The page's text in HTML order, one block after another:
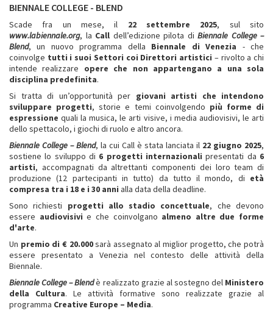
BIENNALE COLLEGE - BLEND
Scade fra un mese, il 22 settembre 2025, sul sito
www.labiennale.org, la Call dell’edizione pilota di Biennale College –
Blend, un nuovo programma della Biennale di Venezia - che
coinvolge tutti i suoi Settori coi Direttori artistici – rivolto a chi
intende realizzare opere che non appartengano a una sola
disciplina predefinita.
Si tratta di un’opportunità per giovani artisti
che intendono
sviluppare progetti, storie e temi coinvolgendo più forme di
espressione quali la musica, le arti visive, i media audiovisivi, le arti
dello spettacolo, i giochi di ruolo e altro ancora.
Biennale College – Blend, la cui Call è stata lanciata il 22 giugno 2025,
sostiene lo sviluppo di 6 progetti internazionali presentati da 6
artisti, accompagnati da altrettanti componenti dei loro team di
produzione (12 partecipanti in tutto) da tutto il mondo, di età
compresa tra i 18 e i 30 anni alla data della deadline.
Sono richiesti progetti allo stadio concettuale, che devono
essere audiovisivi e che coinvolgano almeno altre due forme
d'arte.
Un premio di € 20.000sarà assegnato al miglior progetto, che potrà
essere presentato a Venezia nel contesto delle attività della
Biennale.
Biennale College – Blendè realizzato grazie al sostegno del Ministero
della Cultura. Le attività formative sono realizzate grazie al
programma Creative Europe – Media.